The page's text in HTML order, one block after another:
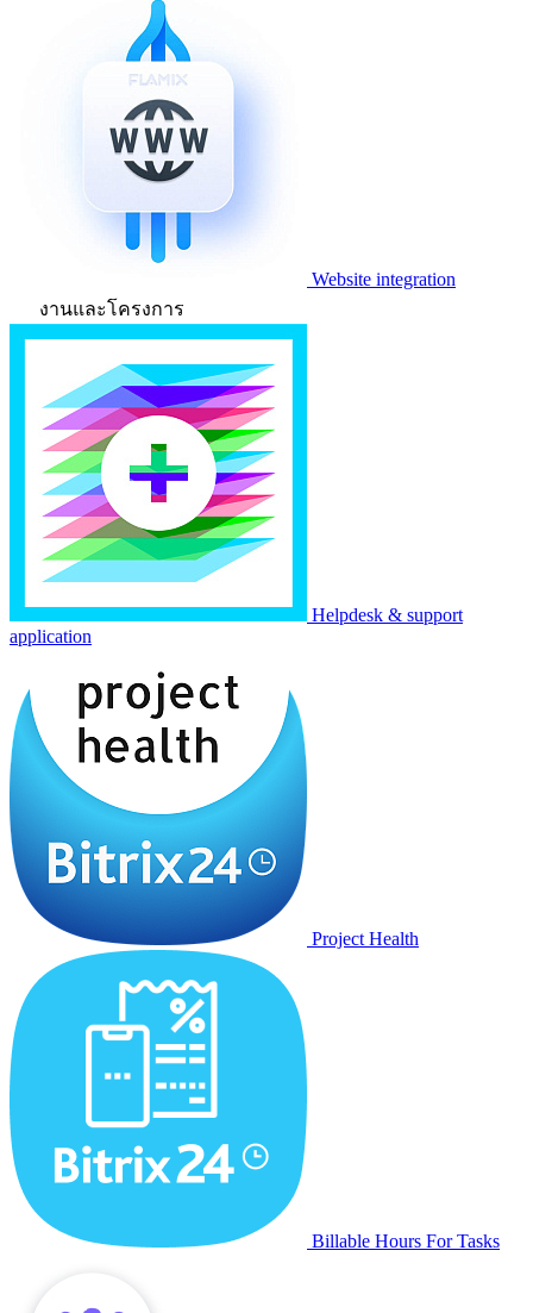
Website integration
งานและโครงการ
Helpdesk & support
application
Project Health
Billable Hours For Tasks